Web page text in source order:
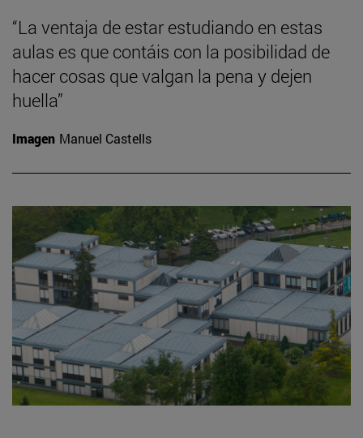
“La ventaja de estar estudiando en estas
aulas es que contáis con la posibilidad de
hacer cosas que valgan la pena y dejen
huella”
Imagen Manuel Castells